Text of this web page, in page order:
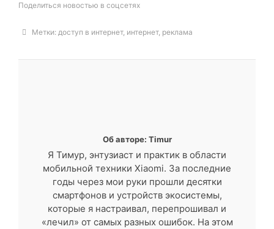
Поделиться новостью в соцсетях
Метки: доступ в интернет, интернет, реклама
Об авторе: Timur
Я Тимур, энтузиаст и практик в области
мобильной техники Xiaomi. За последние
годы через мои руки прошли десятки
смартфонов и устройств экосистемы,
которые я настраивал, перепрошивал и
«лечил» от самых разных ошибок. На этом